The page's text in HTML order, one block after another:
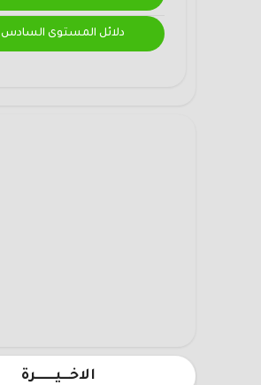
دلائل المستوى السادس
الاخـــيـــــــرة